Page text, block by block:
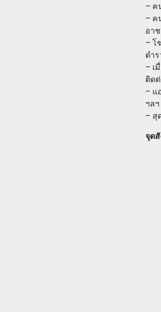
– ค
– ค
อา
– โ
ตำ
– เ
ติด
– แ
ฯล
– สุ
จุด